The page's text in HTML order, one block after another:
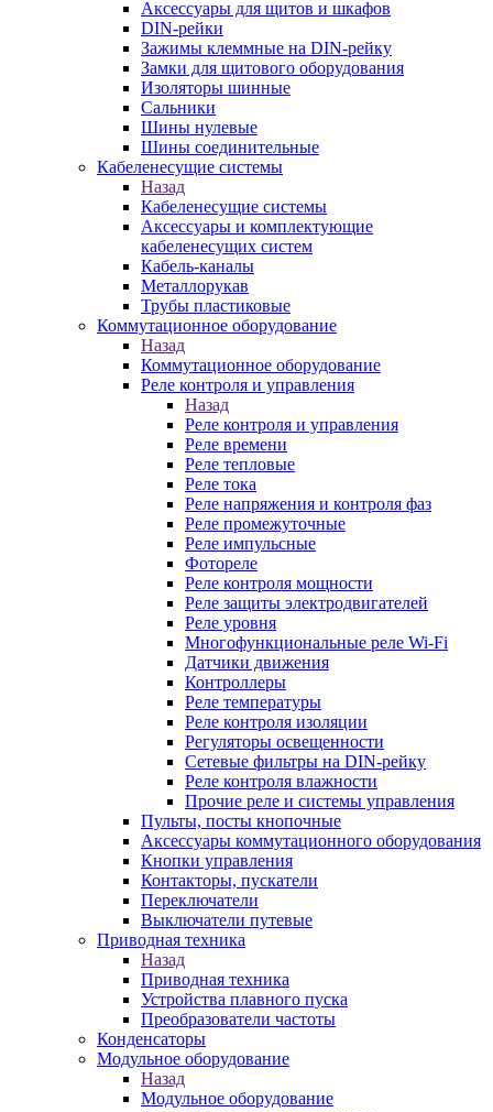
Аксессуары для щитов и шкафов
DIN-рейки
Зажимы клеммные на DIN-рейку
Замки для щитового оборудования
Изоляторы шинные
Сальники
Шины нулевые
Шины соединительные
Кабеленесущие системы
Назад
Кабеленесущие системы
Аксессуары и комплектующие
кабеленесущих систем
Кабель-каналы
Металлорукав
Трубы пластиковые
Коммутационное оборудование
Назад
Коммутационное оборудование
Реле контроля и управления
Назад
Реле контроля и управления
Реле времени
Реле тепловые
Реле тока
Реле напряжения и контроля фаз
Реле промежуточные
Реле импульсные
Фотореле
Реле контроля мощности
Реле защиты электродвигателей
Реле уровня
Многофункциональные реле Wi-Fi
Датчики движения
Контроллеры
Реле температуры
Реле контроля изоляции
Регуляторы освещенности
Сетевые фильтры на DIN-рейку
Реле контроля влажности
Прочие реле и системы управления
Пульты, посты кнопочные
Аксессуары коммутационного оборудования
Кнопки управления
Контакторы, пускатели
Переключатели
Выключатели путевые
Приводная техника
Назад
Приводная техника
Устройства плавного пуска
Преобразователи частоты
Конденсаторы
Модульное оборудование
Назад
Модульное оборудование